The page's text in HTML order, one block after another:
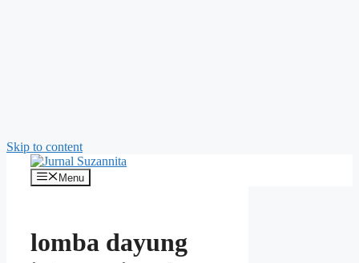
Skip to content
Menu
lomba dayung